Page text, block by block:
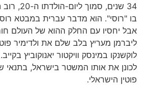
34 שנים,
בו "רוסי". הוא מדבר עברית במבטא
אבל יחסיו עם החלק ההוא של העולם
ליברמן מעריץ בלב שלם את ולדימיר
לוקשנקו במינסק וויקטור יאנוקוביץ
לכונן את אותו המשטר בישראל, בתנאי
פוטין הישראלי.